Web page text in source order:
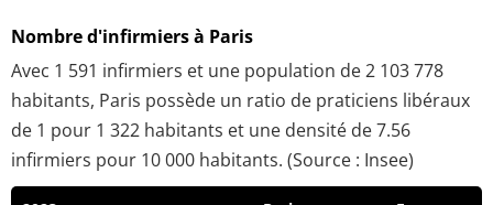
Nombre d'infirmiers à Paris
Avec 1 591 infirmiers et une population de 2 103 778
habitants, Paris possède un ratio de praticiens libéraux
de 1 pour 1 322 habitants et une densité de 7.56
infirmiers pour 10 000 habitants. (Source : Insee)